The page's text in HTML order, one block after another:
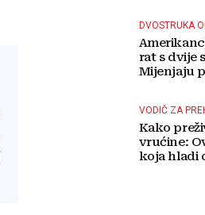
DVOSTRUKA
rat s dvije
Mijenjaju
VODIČ ZA
Kako
vrućine:
koja hladi